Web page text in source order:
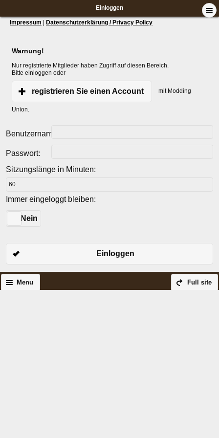
Einloggen
Impressum Datenschutzerklärung / Privacy Policy
Warnung!
Nur registrierte Mitglieder haben Zugriff auf diesen Bereich.
Bitte einloggen oder
registrieren Sie einen Account mit Modding
Union.
Benutzername:
Passwort:
Sitzungslänge in Minuten:
Immer eingeloggt bleiben:
Nein
Einloggen
Full site
Menu